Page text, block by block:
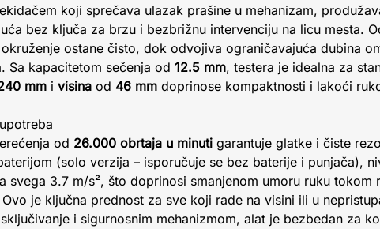
koji sprečava ulazak prašine u mehanizam,
bez ključa za brzu i bezbrižnu intervenciju na licu mesta.
ostane čisto, dok odvojiva ograničavajuća dubina
Sa kapacitetom sečenja od 12.5 mm, testera je idealna za
mm i visina od 46 mm doprinose kompaktnosti i lakoći
od 26.000 obrtaja u minuti garantuje glatke i čiste
(solo verzija – isporučuje se bez baterije i punjača),
svega 3.7 m/s², što doprinosi smanjenom umoru ruku tokom
Ovo je ključna prednost za sve koji rade na visini ili u
i sigurnosnim mehanizmom, alat je bezbedan za